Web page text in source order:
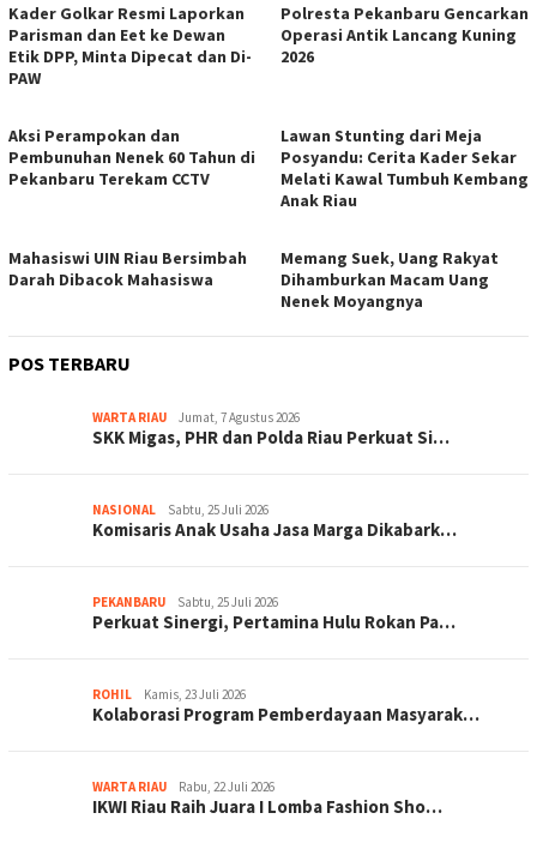
Kader Golkar Resmi Laporkan
Parisman dan Eet ke Dewan
Etik DPP, Minta Dipecat dan Di-
PAW
Polresta Pekanbaru Gencarkan
Operasi Antik Lancang Kuning
2026
Aksi Perampokan dan
Pembunuhan Nenek 60 Tahun di
Pekanbaru Terekam CCTV
Lawan Stunting dari Meja
Posyandu: Cerita Kader Sekar
Melati Kawal Tumbuh Kembang
Anak Riau
Mahasiswi UIN Riau Bersimbah
Darah Dibacok Mahasiswa
Memang Suek, Uang Rakyat
Dihamburkan Macam Uang
Nenek Moyangnya
POS TERBARU
WARTA RIAU Jumat, 7 Agustus 2026
SKK Migas, PHR dan Polda Riau Perkuat Si…
NASIONAL Sabtu, 25 Juli 2026
Komisaris Anak Usaha Jasa Marga Dikabark…
PEKANBARU Sabtu, 25 Juli 2026
Perkuat Sinergi, Pertamina Hulu Rokan Pa…
ROHIL Kamis, 23 Juli 2026
Kolaborasi Program Pemberdayaan Masyarak…
WARTA RIAU Rabu, 22 Juli 2026
IKWI Riau Raih Juara I Lomba Fashion Sho…